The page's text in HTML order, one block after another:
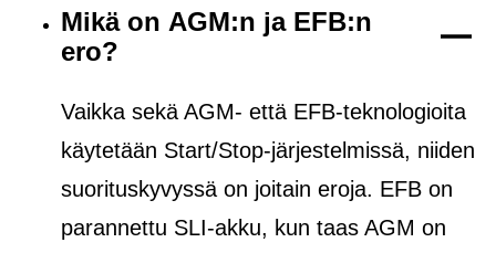
Mikä on AGM:n ja EFB:n
ero?
Vaikka sekä AGM- että EFB-teknologioita
käytetään Start/Stop-järjestelmissä, niiden
suorituskyvyssä on joitain eroja. EFB on
parannettu SLI-akku, kun taas AGM on